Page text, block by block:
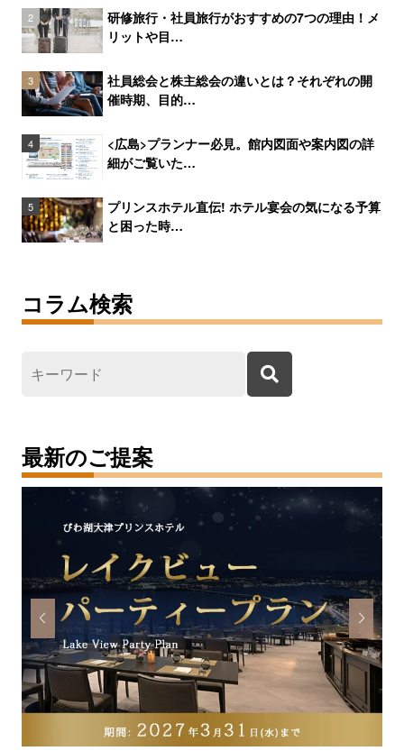
2
研修旅行・社員旅行がおすすめの7つの理由！メ
リットや目…
3
社員総会と株主総会の違いとは？それぞれの開
催時期、目的…
4
<広島>プランナー必見。館内図面や案内図の詳
細がご覧いた…
5
プリンスホテル直伝! ホテル宴会の気になる予算
と困った時…
コラム検索
最新のご提案